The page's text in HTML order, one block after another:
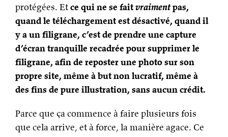
protégées. Etce qui ne se faitvraimentpas,
quand le téléchargement est désactivé, quand il
y a un filigrane, c’est de prendre une capture
d’écran tranquille recadrée pour supprimer le
filigrane, afin de reposter une photo sur son
propre site, même à but non lucratif, même à
des fins de pure illustration, sans aucun crédit.
Parce que ça commence à faire plusieurs fois
que cela arrive, et à force, la manière agace. Ce